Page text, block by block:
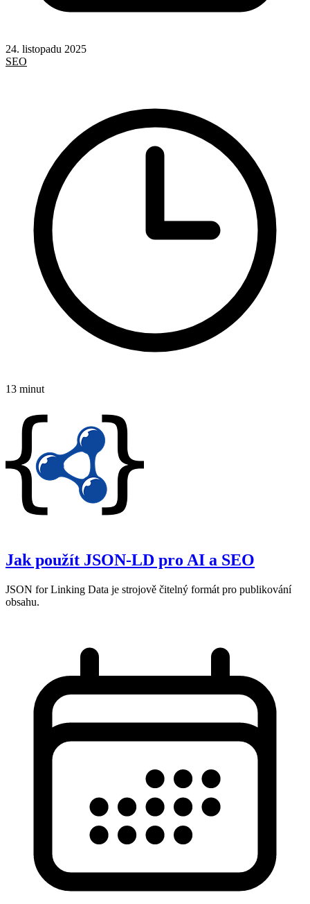
24. listopadu 2025
SEO
13 minut
Jak použít JSON‑LD pro AI a SEO
JSON for Linking Data je strojově čitelný formát pro publikování
obsahu.